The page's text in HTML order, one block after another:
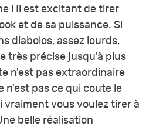
! Il est excitant de tirer
et de sa puissance. Si
diabolos, assez lourds,
très précise jusqu'à plus
n'est pas extraordinaire
n'est pas ce qui coute le
vraiment vous voulez tirer à
belle réalisation